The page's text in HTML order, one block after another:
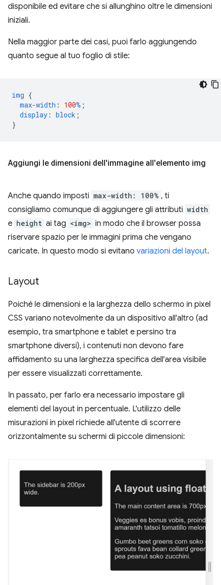
disponibile ed evitare che si allunghino oltre le dimensioni
iniziali.
Nella maggior parte dei casi, puoi farlo aggiungendo
quanto segue al tuo foglio di stile:
img {
max-width : 100% ;
display : block ;
}
Aggiungi le dimensioni dell'immagine all'elemento img
Anche quando imposti max-width: 100% , ti
consigliamo comunque di aggiungere gli attributi width
e height ai tag <img> in modo che il browser possa
riservare spazio per le immagini prima che vengano
caricate. In questo modo si evitano variazioni del layout.
Layout
Poiché le dimensioni e la larghezza dello schermo in pixel
CSS variano notevolmente da un dispositivo all'altro (ad
esempio, tra smartphone e tablet e persino tra
smartphone diversi), i contenuti non devono fare
affidamento su una larghezza specifica dell'area visibile
per essere visualizzati correttamente.
In passato, per farlo era necessario impostare gli
elementi del layout in percentuale. L'utilizzo delle
misurazioni in pixel richiede all'utente di scorrere
orizzontalmente su schermi di piccole dimensioni: